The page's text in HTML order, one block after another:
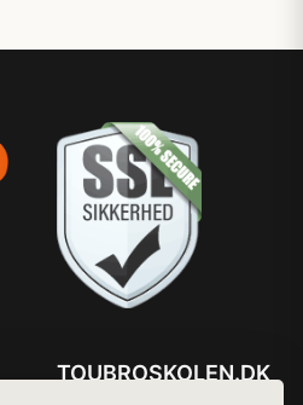
TOUBROSKOLEN.DK